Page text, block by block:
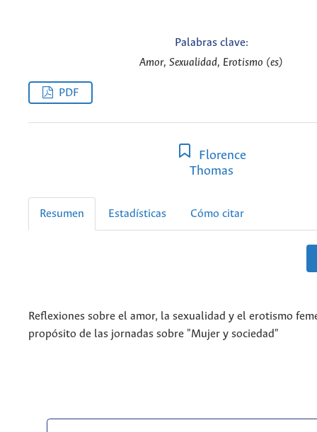
Palabras clave:
Amor, Sexualidad, Erotismo (es)
PDF
Florence
Thomas
Resumen Estadísticas Cómo citar
Reflexiones sobre el amor, la sexualidad y el erotismo
propósito de las jornadas sobre "Mujer y sociedad"